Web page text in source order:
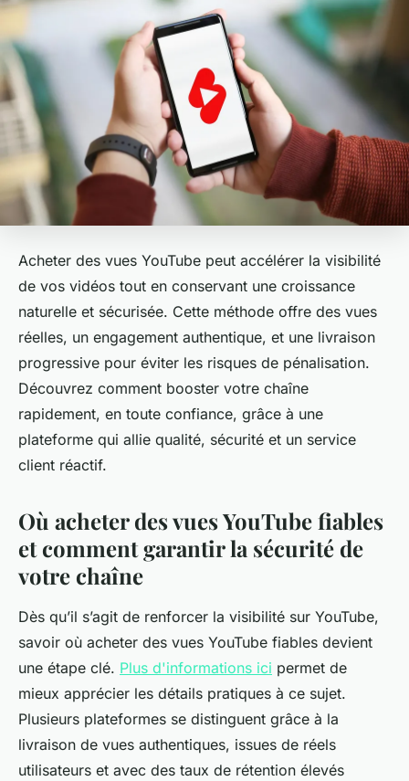
Acheter des vues YouTube peut accélérer la visibilité
de vos vidéos tout en conservant une croissance
naturelle et sécurisée. Cette méthode offre des vues
réelles, un engagement authentique, et une livraison
progressive pour éviter les risques de pénalisation.
Découvrez comment booster votre chaîne
rapidement, en toute confiance, grâce à une
plateforme qui allie qualité, sécurité et un service
client réactif.
Où acheter des vues YouTube fiables
et comment garantir la sécurité de
votre chaîne
Dès qu’il s’agit de renforcer la visibilité sur YouTube,
savoir où acheter des vues YouTube fiables devient
une étape clé. Plus d'informations ici permet de
mieux apprécier les détails pratiques à ce sujet.
Plusieurs plateformes se distinguent grâce à la
livraison de vues authentiques, issues de réels
utilisateurs et avec des taux de rétention élevés